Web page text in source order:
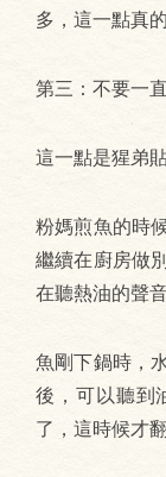
多，這一點真
第三：不要一
這一點是猩弟
粉媽煎魚的時
繼續在廚房做
在聽熱油的聲音
魚剛下鍋時，
後，可以聽到
了，這時候才翻